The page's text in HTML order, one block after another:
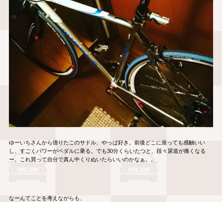
ゆーいちさんから借りたこのサドル、やっぱ好き。前後どこに座っても感触いい
し、すごくパワーがペダルに乗る。でも30分くらいたつと、段々尿道が痛くなる
ー。これ買って自分で真ん中くりぬいたらいいのかなぁ。。
なーんてことを考えながらも、